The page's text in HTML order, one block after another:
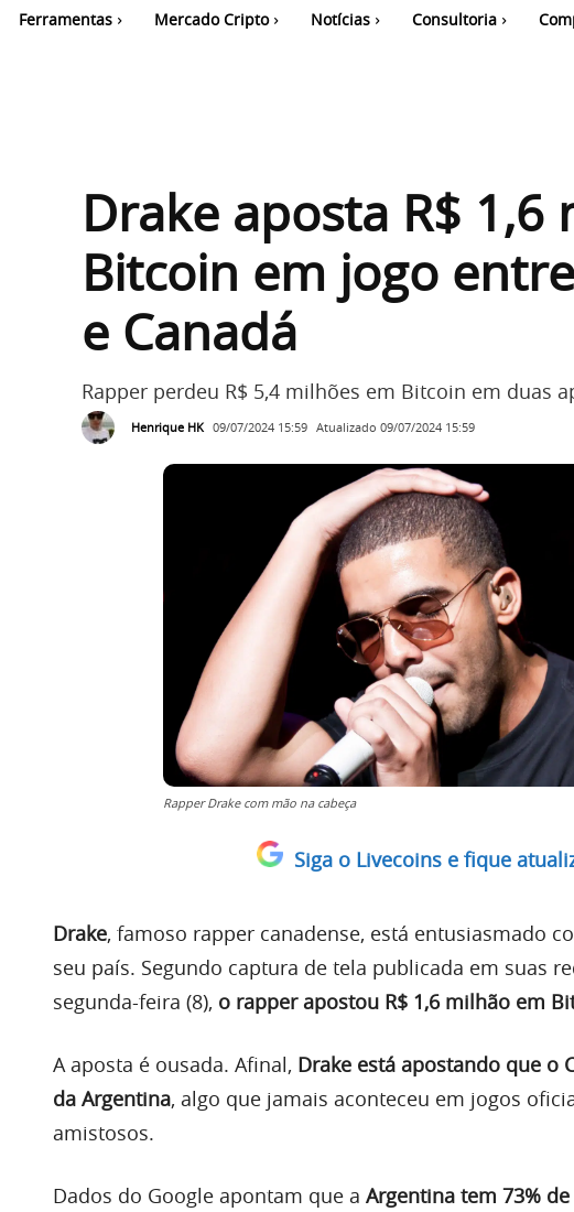
Ferramentas Mercado Cripto Notícias Consultoria
Drake aposta R$ 1,6
Bitcoin em jogo
e Canadá
Rapper perdeu R$ 5,4 milhões em Bitcoin em duas
Henrique HK 09/07/2024 15:59 Atualizado 09/07/2024 15:59
Rapper Drake com mão na cabeça
Siga o Livecoins e fique
Drake, famoso rapper canadense, está entusiasmado
seu país. Segundo captura de tela publicada em suas
segunda-feira (8), o rapper apostou R$ 1,6 milhão em
A aposta é ousada. Afinal, Drake está apostando que o
da Argentina, algo que jamais aconteceu em jogos
amistosos.
Dados do Google apontam que a Argentina tem 73%